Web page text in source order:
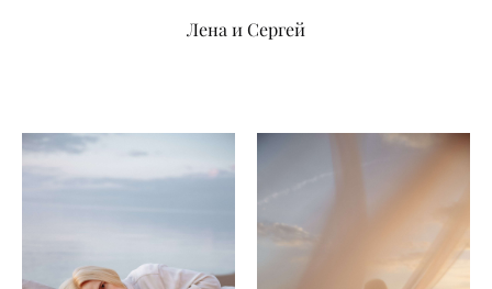
Лена и Сергей